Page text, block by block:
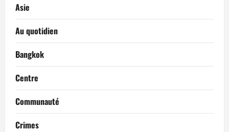
Asie
Au quotidien
Bangkok
Centre
Communauté
Crimes